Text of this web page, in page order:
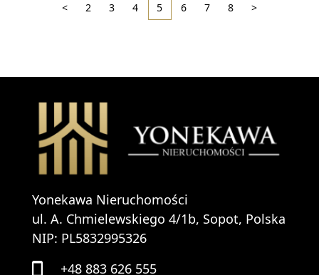
< 2 3 4 5 6 7 8 >
Yonekawa Nieruchomości
ul. A. Chmielewskiego 4/1b, Sopot, Polska
NIP: PL5832995326
+48 883 626 555